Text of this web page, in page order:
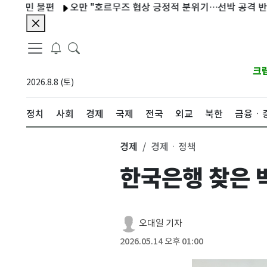
오만 "호르무즈 협상 긍정적 분위기…선박 공격 반복 규탄"
2026.8.8 (토)
크
정치 사회 경제 국제 전국 외교 북한 금융ㆍ
경제 경제ㆍ정책
한국은행 찾은
오대일 기자
2026.05.14 오후 01:00